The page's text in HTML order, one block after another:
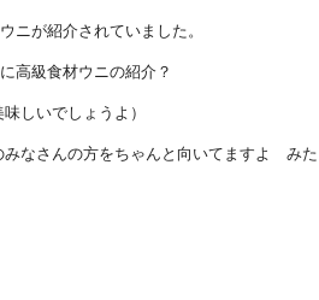
ニが紹介されていました。
高級食材ウニの紹介？
しいでしょうよ）
みなさんの方をちゃんと向いてますよ み